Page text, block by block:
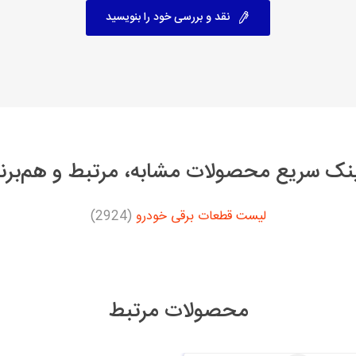
نقد و بررسی خود را بنویسید
سریع محصولات مشابه، مرتبط و
لیست قطعات برقی خودرو (2924)
محصولات مرتبط